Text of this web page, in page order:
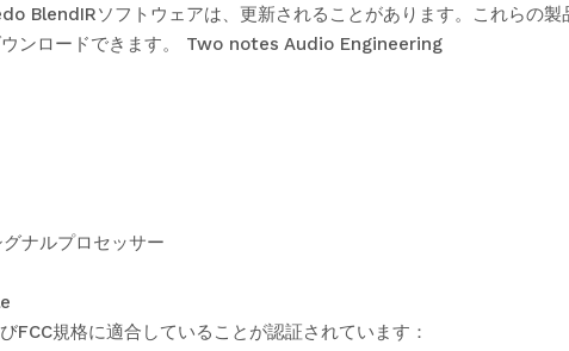
BlendIRソフトウェアは、更新されることがあります。これらの
ンロードできます。 Two notes Audio Engineering
ナルプロセッサー
規格に適合していることが認証されています：